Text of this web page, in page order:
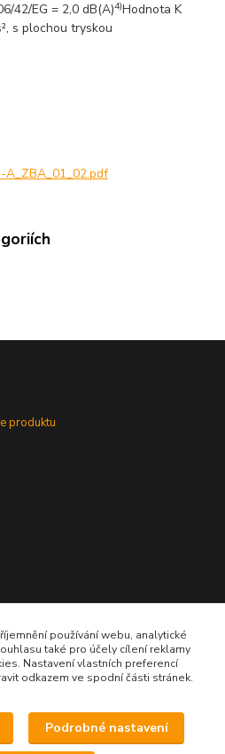
42/EG = 2,0 dB(A)4)Hodnota K
s plochou tryskou
A_ZBA_01_02.pdf
produktu
používání webu, analytické
také pro účely cílení reklamy
Nastavení vlastních preferencí
odkazem ve spodní části stránek.
Podrobné nastavení